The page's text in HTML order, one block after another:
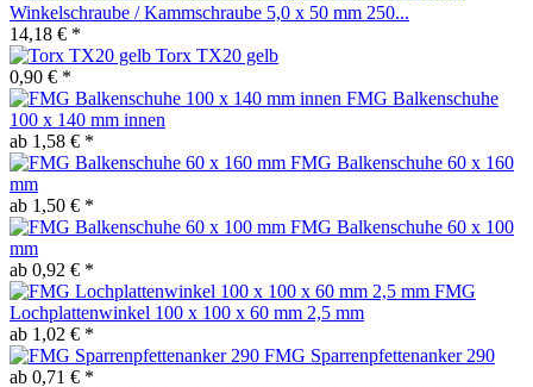
Winkelschraube / Kammschraube 5,0 x 50 mm 250...
14,18 € *
Torx TX20 gelb
0,90 € *
FMG Balkenschuhe
100 x 140 mm innen
ab 1,58 € *
FMG Balkenschuhe 60 x 160
mm
ab 1,50 € *
FMG Balkenschuhe 60 x 100
mm
ab 0,92 € *
FMG
Lochplattenwinkel 100 x 100 x 60 mm 2,5 mm
ab 1,02 € *
FMG Sparrenpfettenanker 290
ab 0,71 € *